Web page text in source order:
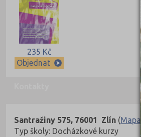
235 Kč
Objednat
Santražiny 575, 76001 Zlín (Mapa
Typ školy: Docházkové kurzy